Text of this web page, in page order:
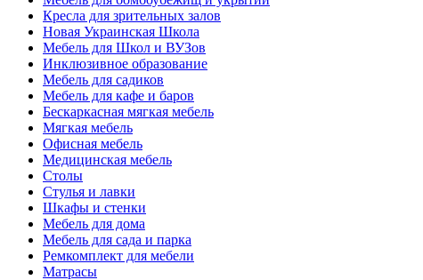
Кресла для зрительных залов
Новая Украинская Школа
Мебель для Школ и ВУЗов
Инклюзивное образование
Мебель для садиков
Мебель для кафе и баров
Бескаркасная мягкая мебель
Мягкая мебель
Офисная мебель
Медицинская мебель
Столы
Стулья и лавки
Шкафы и стенки
Мебель для дома
Мебель для сада и парка
Ремкомплект для мебели
Матрасы